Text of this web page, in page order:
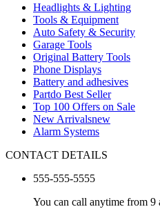
Headlights & Lighting
Tools & Equipment
Auto Safety & Security
Garage Tools
Original Battery Tools
Phone Displays
Battery and adhesives
Partdo Best Seller
Top 100 Offers on Sale
New Arrivalsnew
Alarm Systems
CONTACT DETAILS
555-555-5555
You can call anytime from 9